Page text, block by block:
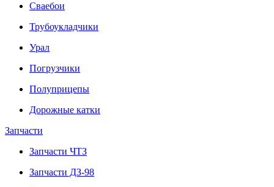
Сваебои
Трубоукладчики
Урал
Погрузчики
Полуприцепы
Дорожные катки
Запчасти
Запчасти ЧТЗ
Запчасти ДЗ-98